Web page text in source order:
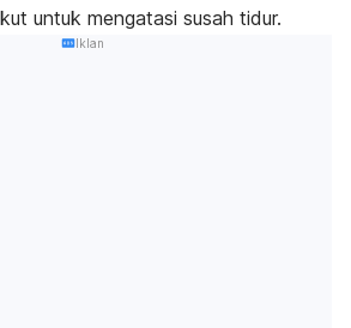
untuk mengatasi susah tidur.
Iklan